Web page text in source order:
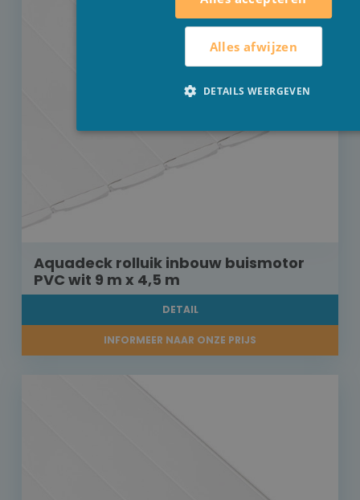
Aquadeck rolluik inbouw buismotor
PVC wit 9 m x 4,5 m
DETAIL
INFORMEER NAAR ONZE PRIJS
Alles afwijzen
DETAILS WEERGEVEN